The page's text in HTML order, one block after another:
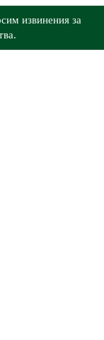
извинения за